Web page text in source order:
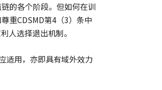
的各个阶段。但如何在训
重CDSMD第4（3）条中
人选择退出机制。
适用，亦即具有域外效力